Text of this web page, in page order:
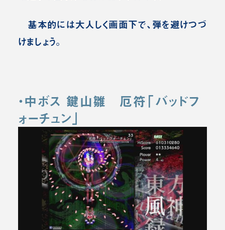
基本的には大人しく画面下で、弾を避けつづ
けましょう。
・中ボス 鍵山雛 厄符「バッドフ
ォーチュン」